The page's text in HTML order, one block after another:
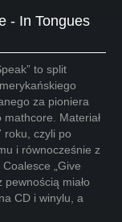
- In Tongues
to split
za pioniera
Materiał
roku, czyli po
i równocześnie z
„Give
pewnością miało
CD i winylu, a